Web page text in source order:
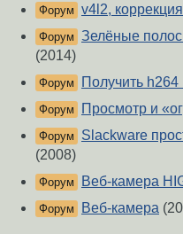
Форум v4l2,
Форум Зелёные
(2014)
Форум Получить
Форум Просмотр и
Форум
Slackware
(2008)
Форум Веб-камера
Форум Веб-камера